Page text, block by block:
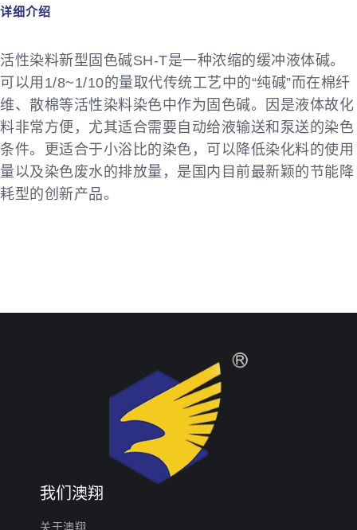
详细介绍
活性染料新型固色碱SH-T是一种浓缩的缓冲液体碱。
可以用1/8~1/10的量取代传统工艺中的“纯碱”而在棉纤
维、散棉等活性染料染色中作为固色碱。因是液体故化
料非常方便，尤其适合需要自动给液输送和泵送的染色
条件。更适合于小浴比的染色，可以降低染化料的使用
量以及染色废水的排放量，是国内目前最新颖的节能降
耗型的创新产品。
我们澳翔
关于澳翔